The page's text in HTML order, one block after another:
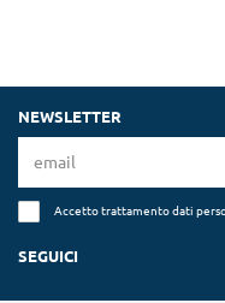
NEWSLETTER
Accetto trattamento dati
SEGUICI